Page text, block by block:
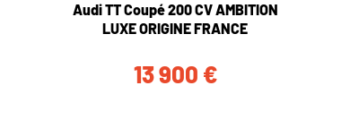
Audi TT Coupé 200 CV AMBITION
LUXE ORIGINE FRANCE
13 900 €